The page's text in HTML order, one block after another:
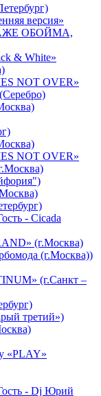
версия»
ОБОЙМА,
& White»
NOT OVER»
NOT OVER»
- Cicada
(г.Москва)
(г.Москва))
(г.Санкт –
третий»)
«PLAY»
- Dj Юрий